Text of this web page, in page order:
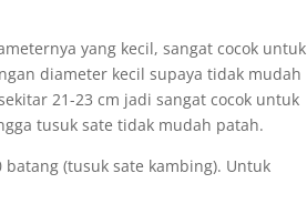
yang kecil, sangat cocok untuk
diameter kecil supaya tidak mudah
21-23 cm jadi sangat cocok untuk
tusuk sate tidak mudah patah.
(tusuk sate kambing). Untuk